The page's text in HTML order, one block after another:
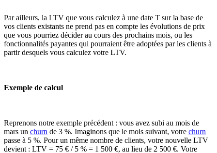
Par ailleurs, la LTV que vous calculez à une date T sur la base de
vos clients existants ne prend pas en compte les évolutions de prix
que vous pourriez décider au cours des prochains mois, ou les
fonctionnalités payantes qui pourraient être adoptées par les clients à
partir desquels vous calculez votre LTV.
Exemple de calcul
Reprenons notre exemple précédent : vous avez subi au mois de
mars un churn de 3 %. Imaginons que le mois suivant, votre churn
passe à 5 %. Pour un même nombre de clients, votre nouvelle LTV
devient : LTV = 75 € / 5 % = 1 500 €, au lieu de 2 500 €. Votre